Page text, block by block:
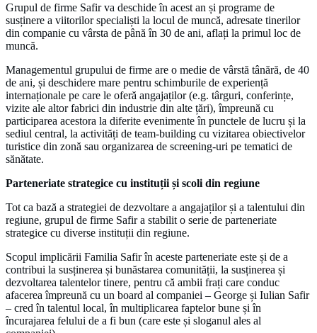
Grupul de firme Safir va deschide în acest an și programe de
susținere a viitorilor specialiști la locul de muncă, adresate tinerilor
din companie cu vârsta de până în 30 de ani, aflați la primul loc de
muncă.
Managementul grupului de firme are o medie de vârstă tânără, de 40
de ani, și deschidere mare pentru schimburile de experiență
internaționale pe care le oferă angajaților (e.g. târguri, conferințe,
vizite ale altor fabrici din industrie din alte țări), împreună cu
participarea acestora la diferite evenimente în punctele de lucru și la
sediul central, la activități de team-building cu vizitarea obiectivelor
turistice din zonă sau organizarea de screening-uri pe tematici de
sănătate.
Parteneriate strategice cu instituții și scoli din regiune
Tot ca bază a strategiei de dezvoltare a angajaților și a talentului din
regiune, grupul de firme Safir a stabilit o serie de parteneriate
strategice cu diverse instituții din regiune.
Scopul implicării Familia Safir în aceste parteneriate este și de a
contribui la susținerea și bunăstarea comunității, la susținerea și
dezvoltarea talentelor tinere, pentru că ambii frați care conduc
afacerea împreună cu un board al companiei – George și Iulian Safir
– cred în talentul local, în multiplicarea faptelor bune și în
încurajarea felului de a fi bun (care este și sloganul ales al